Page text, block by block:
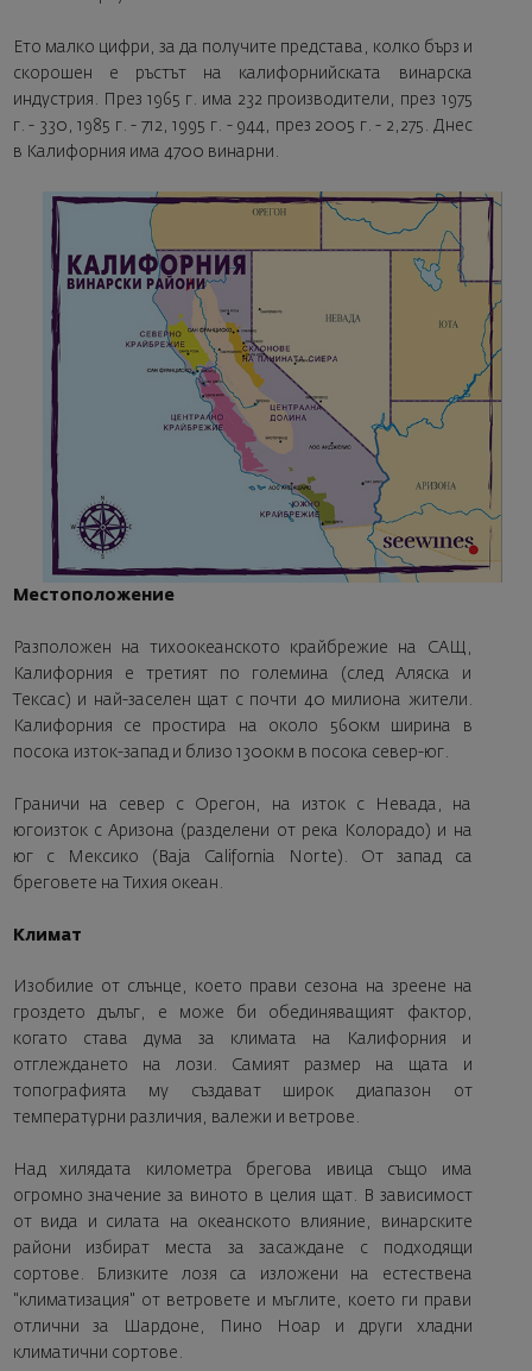
Ето малко цифри, за да получите представа, колко бърз и
скорошен е ръстът на калифорнийската винарска
индустрия. През 1965 г. има 232 производители, през 1975
г. - 330, 1985 г. - 712, 1995 г. - 944, през 2005 г. - 2,275. Днес
в Калифорния има 4700 винарни.
Местоположение
Разположен на тихоокеанското крайбрежие на САЩ,
Калифорния е третият по големина (след Аляска и
Тексас) и най-заселен щат с почти 40 милиона жители.
Калифорния се простира на около 560км ширина в
посока изток-запад и близо 1300км в посока север-юг.
Граничи на север с Орегон, на изток с Невада, на
югоизток с Аризона (разделени от река Колорадо) и на
юг с Мексико (Baja California Norte). От запад са
бреговете на Тихия океан.
Климат
Изобилие от слънце, което прави сезона на зреене на
гроздето дълъг, е може би обединяващият фактор,
когато става дума за климата на Калифорния и
отглеждането на лози. Самият размер на щата и
топографията му създават широк диапазон от
температурни различия, валежи и ветрове.
Над хилядата километра брегова ивица също има
огромно значение за виното в целия щат. В зависимост
от вида и силата на океанското влияние, винарските
райони избират места за засаждане с подходящи
сортове. Близките лозя са изложени на естествена
"климатизация" от ветровете и мъглите, което ги прави
отлични за Шардоне, Пино Ноар и други хладни
климатични сортове.